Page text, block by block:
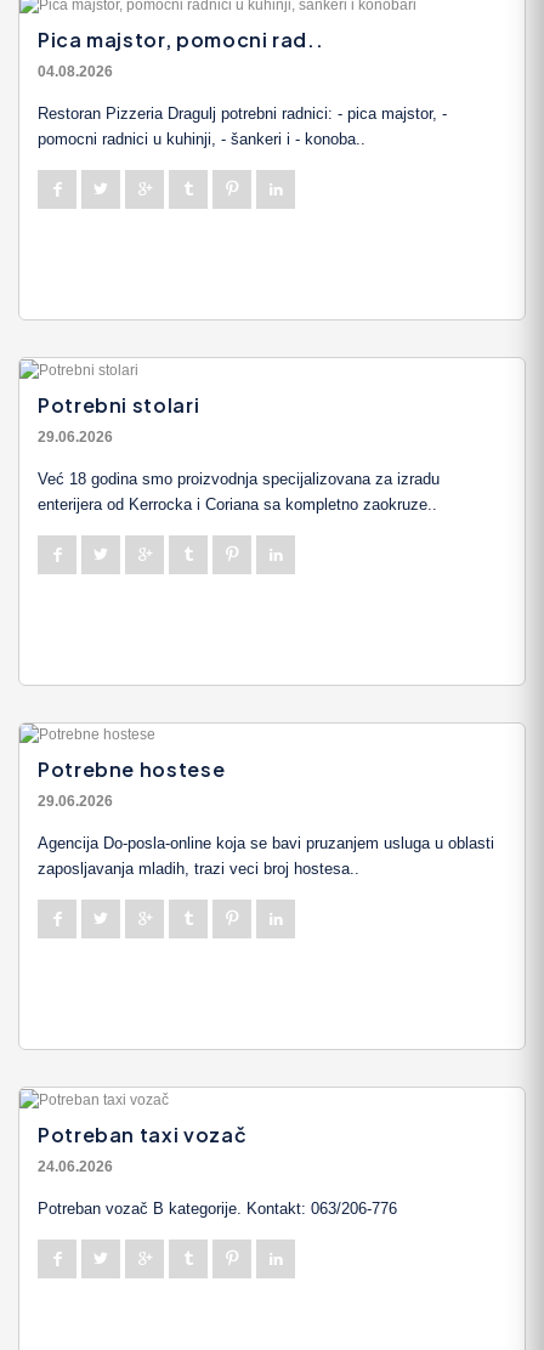
Pica majstor, pomocni rad..
04.08.2026
Restoran Pizzeria Dragulj potrebni radnici: - pica majstor, -
pomocni radnici u kuhinji, - šankeri i - konoba..
Potrebni stolari
29.06.2026
Već 18 godina smo proizvodnja specijalizovana za izradu
enterijera od Kerrocka i Coriana sa kompletno zaokruze..
Potrebne hostese
29.06.2026
Agencija Do-posla-online koja se bavi pruzanjem usluga u oblasti
zaposljavanja mladih, trazi veci broj hostesa..
Potreban taxi vozač
24.06.2026
Potreban vozač B kategorije. Kontakt: 063/206-776